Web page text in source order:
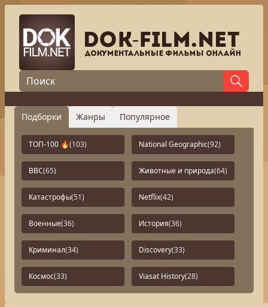
Подборки Жанры Популярное
ТОП-100 🔥(103) National Geographic(92)
BBC(65) Животные и природа(64)
Катастрофы(51) Netflix(42)
Военные(36) История(36)
Криминал(34) Discovery(33)
Космос(33) Viasat History(28)